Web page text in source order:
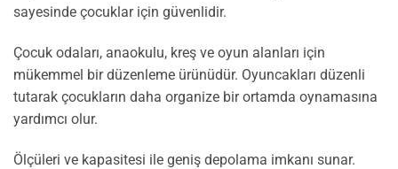
sayesinde çocuklar için güvenlidir.
Çocuk odaları, anaokulu, kreş ve oyun alanları için
mükemmel bir düzenleme ürünüdür. Oyuncakları düzenli
tutarak çocukların daha organize bir ortamda oynamasına
yardımcı olur.
Ölçüleri ve kapasitesi ile geniş depolama imkanı sunar.